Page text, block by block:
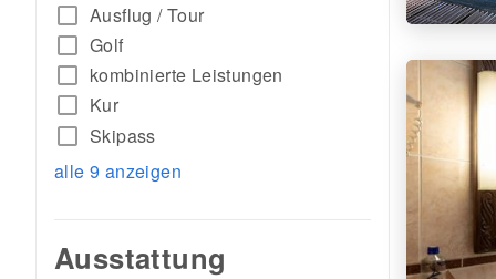
check_box_outline_blank Ausflug / Tour
check_box_outline_blank Golf
check_box_outline_blank kombinierte Leistungen
check_box_outline_blank Kur
check_box_outline_blank Skipass
alle 9 anzeigen
Ausstattung